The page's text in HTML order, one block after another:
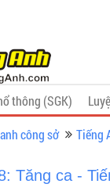
thông (SGK)
công sở Tiếng
Tăng ca -